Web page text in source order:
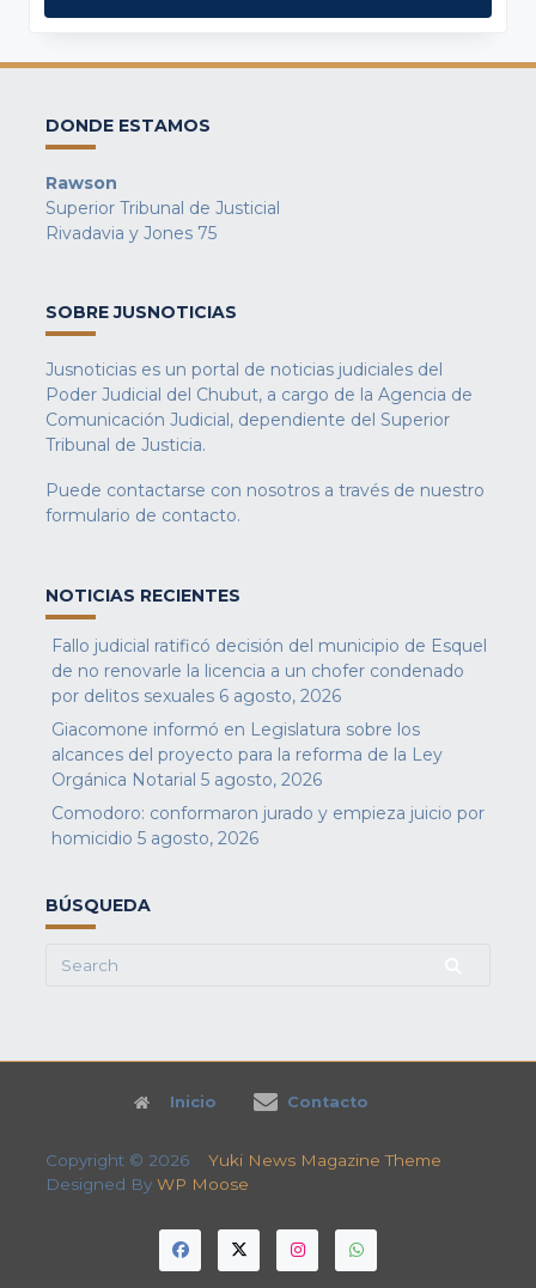
DONDE ESTAMOS
Rawson
Superior Tribunal de Justicial
Rivadavia y Jones 75
SOBRE JUSNOTICIAS
Jusnoticias es un portal de noticias judiciales del
Poder Judicial del Chubut, a cargo de la Agencia de
Comunicación Judicial, dependiente del Superior
Tribunal de Justicia.
Puede contactarse con nosotros a través de nuestro
formulario de contacto.
NOTICIAS RECIENTES
Fallo judicial ratificó decisión del municipio de Esquel
de no renovarle la licencia a un chofer condenado
por delitos sexuales 6 agosto, 2026
Giacomone informó en Legislatura sobre los
alcances del proyecto para la reforma de la Ley
Orgánica Notarial 5 agosto, 2026
Comodoro: conformaron jurado y empieza juicio por
homicidio 5 agosto, 2026
BÚSQUEDA
Search
Inicio Contacto
Copyright © 2026 Yuki News Magazine Theme
Designed By WP Moose